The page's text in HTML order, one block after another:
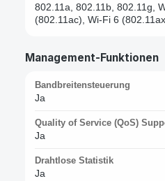
802.11a, 802.11b, 802.11g,
(802.11ac), Wi-Fi 6
Management-Funktionen
Bandbreitensteuerung
Ja
Quality of Service (QoS)
Ja
Drahtlose Statistik
Ja